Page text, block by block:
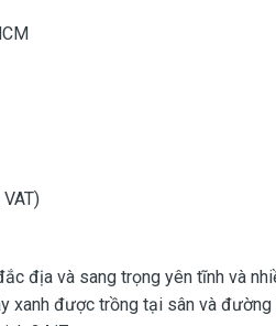
địa và sang trọng yên tĩnh và
xanh được trồng tại sân và